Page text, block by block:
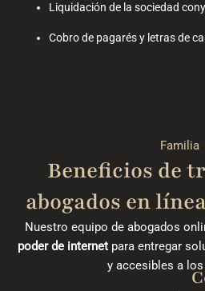
Liquidación de la sociedad
Cobro de pagarés y letras de
Familia
Beneficios de
abogados en
Nuestro equipo de abogados
poder de internet para entregar
y accesibles a